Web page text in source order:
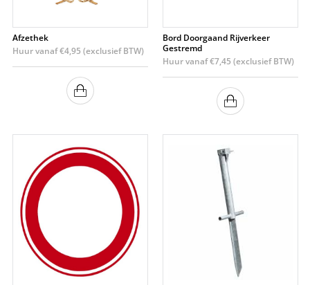
Afzethek
Huur vanaf€4,95 (exclusief BTW)
Bord Doorgaand Rijverkeer
Gestremd
Huur vanaf€7,45 (exclusief BTW)